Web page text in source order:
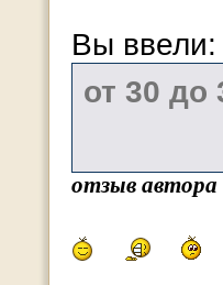
Вы
отзыв